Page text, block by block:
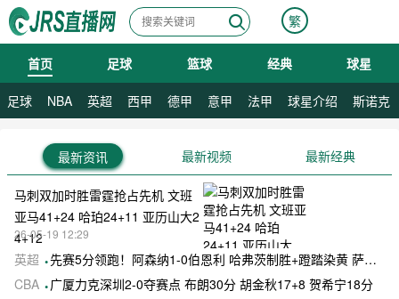
繁
首页 足球 篮球 经典 球星
足球 NBA 英超 西甲 德甲 意甲 法甲 球星介绍 斯诺克
最新资讯 最新视频 最新经典
马刺双加时胜雷霆抢占先机 文班
亚马41+24 哈珀24+11 亚历山大2
4+12
26-05-19 12:29
英超
先赛5分领跑！阿森纳1-0伯恩利 哈弗茨制胜+蹬踏染黄 萨卡献助攻
CBA
广厦力克深圳2-0夺赛点 布朗30分 胡金秋17+8 贺希宁18分
08月09日 星期日